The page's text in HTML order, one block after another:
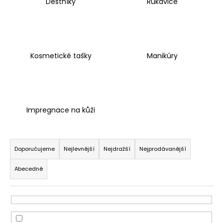
Kosmetické tašky Manikúry
Impregnace na kůži
Ř
a
z
e
n
í
p
Doporučujeme Nejlevnější Nejdražší Nejprodávanější
Abecedně
HLEDAT
D
o
p
r
u